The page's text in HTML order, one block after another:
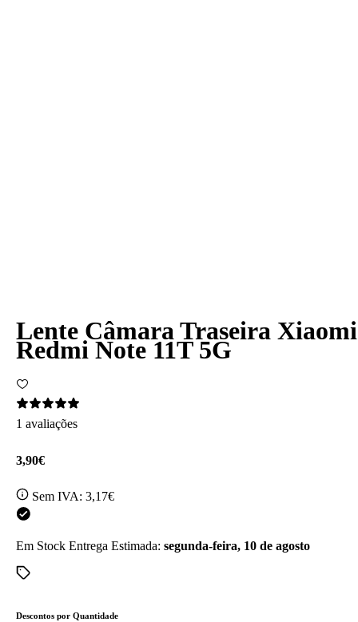
Lente Câmara Traseira Xiaomi
Redmi Note 11T 5G
1 avaliações
3,90€
Sem IVA: 3,17€
Em Stock Entrega Estimada: segunda-feira, 10 de agosto
Descontos por Quantidade